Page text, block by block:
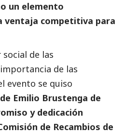
un elemento
ventaja competitiva para
social de las
de las
evento se quiso
Emilio Brustenga de
y dedicación
de Recambios de